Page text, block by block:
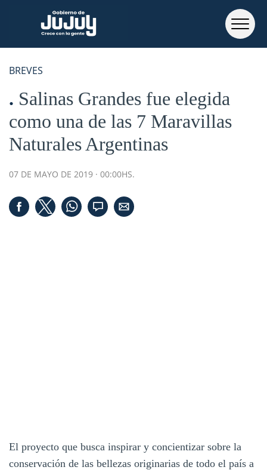
BREVES
Salinas Grandes fue elegida
como una de las 7 Maravillas
Naturales Argentinas
07 DE MAYO DE 2019 · 00:00HS.
El proyecto que busca inspirar y concientizar sobre la
conservación de las bellezas originarias de todo el país a